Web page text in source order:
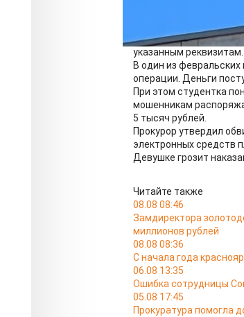
Дальше история
Telegram, где
счетов, открытых на
указанным реквизитам.
В один из
операции. Деньги
При этом студентка
мошенникам
5 тысяч рублей.
Прокурор утвердил
электронных средств
Девушке грозит
Читайте также
08.08 08:46
Замдиректора
миллионов рублей
08.08 08:36
С начала года
06.08 13:35
Ошибка сотрудницы
05.08 17:45
Прокуратура помогла